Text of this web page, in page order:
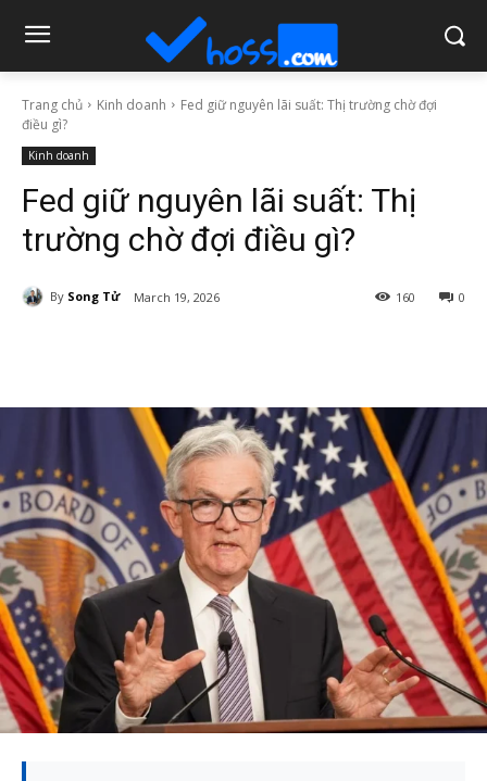
Trang chủ Kinh doanh
Fed giữ nguyên lãi suất: Thị trường chờ đợi
điều gì?
Kinh doanh
Fed giữ nguyên lãi suất: Thị
trường chờ đợi điều gì?
By Song Tử March 19, 2026 0
160